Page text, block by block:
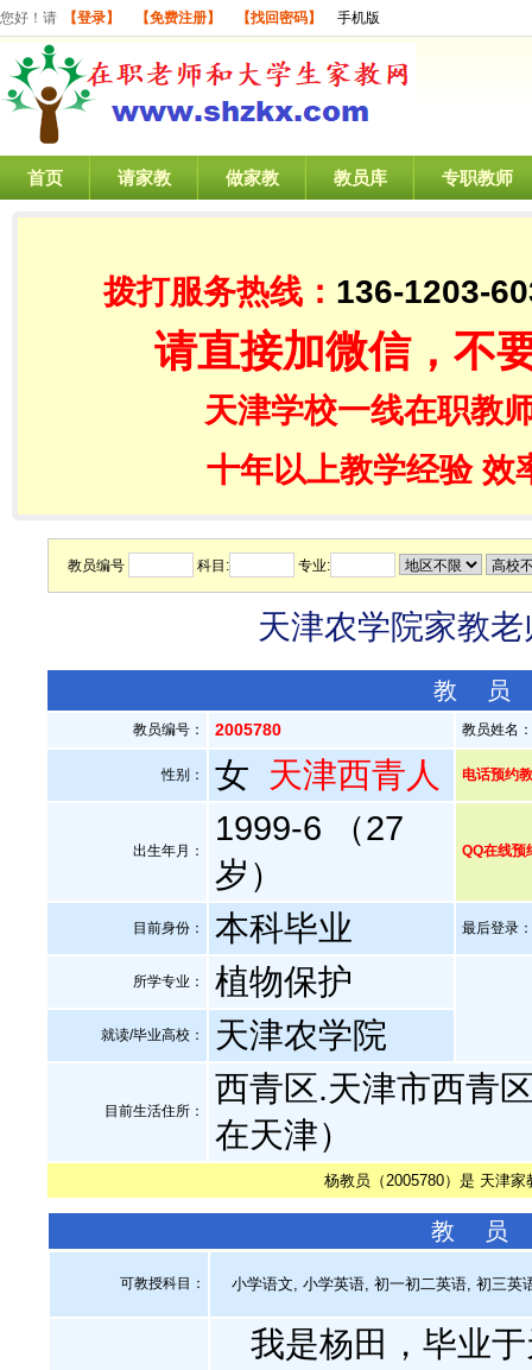
您好！请 【登录】 【免费注册】 【找回密码】 手机版
首页 请家教 做家教 教员库 专职教师
拨打服务热线： 136-1203-
请直接加微信，不
天津学校一线在职教
十年以上教学经验 效
教员编号 科目: 专业:
天津农学院家教
教
教员编号： 2005780 教员姓名
性别： 女 天津西青人 电话预约
出生年月：
1999-6 （27
岁）
QQ在线预
目前身份： 本科毕业 最后登录
所学专业： 植物保护
就读/毕业高校： 天津农学院
目前生活住所：
西青区.天津市西青
在天津）
杨教员（2005780）是 天津家
教 员
可教授科目： 小学语文, 小学英语, 初一初二英语, 初三英
我是杨田，毕业于